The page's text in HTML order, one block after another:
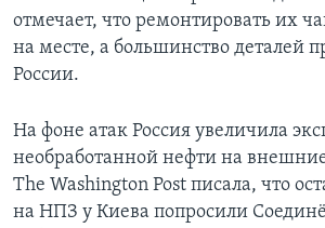
отмечает, что ремонтировать их
на месте, а большинство деталей
России.
На фоне атак Россия увеличила
необработанной нефти на
The Washington Post писала, что
на НПЗ у Киева попросили